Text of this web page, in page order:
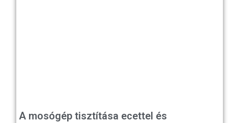
A mosógép tisztítása ecettel és